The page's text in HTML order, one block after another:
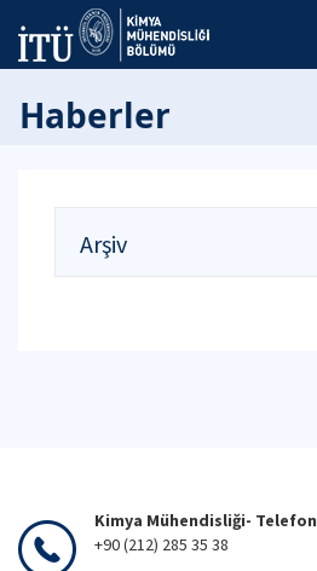
Haberler
Arşiv
Kimya Mühendisliği- Telefon
+90 (212) 285 35 38